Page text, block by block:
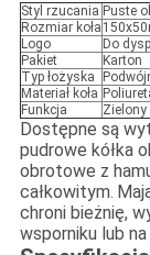
Styl rzucania Puste
Rozmiar koła
Logo
Do
Pakiet
Karton
Typ łożyska
Materiał koła
Funkcja
Zielony
Dostępne są
pudrowe kółka
obrotowe z
całkowitym.
chroni bieżnię,
wsporniku lub